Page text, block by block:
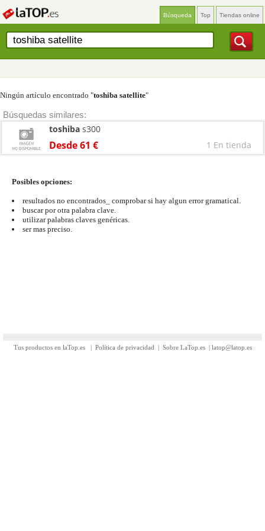
Búsqueda Top Tiendas online
Ningún artículo encontrado "toshiba satellite"
Búsquedas similares:
Desde 61 € 1 En tienda
toshiba s300
Posibles opciones:
resultados no encontrados_ comprobar si hay algun error gramatical.
buscar por otra palabra clave.
utilizar palabras claves genéricas.
ser mas preciso.
Tus productos en laTop.es | Política de privacidad | Sobre LaTop.es| latop@latop.es